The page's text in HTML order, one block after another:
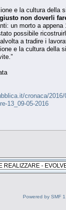
e la cultura della
non doverli
un morto a
possibile
a tradire i
e la cultura della
cronaca/
13_09-05-2016
Powered by SMF